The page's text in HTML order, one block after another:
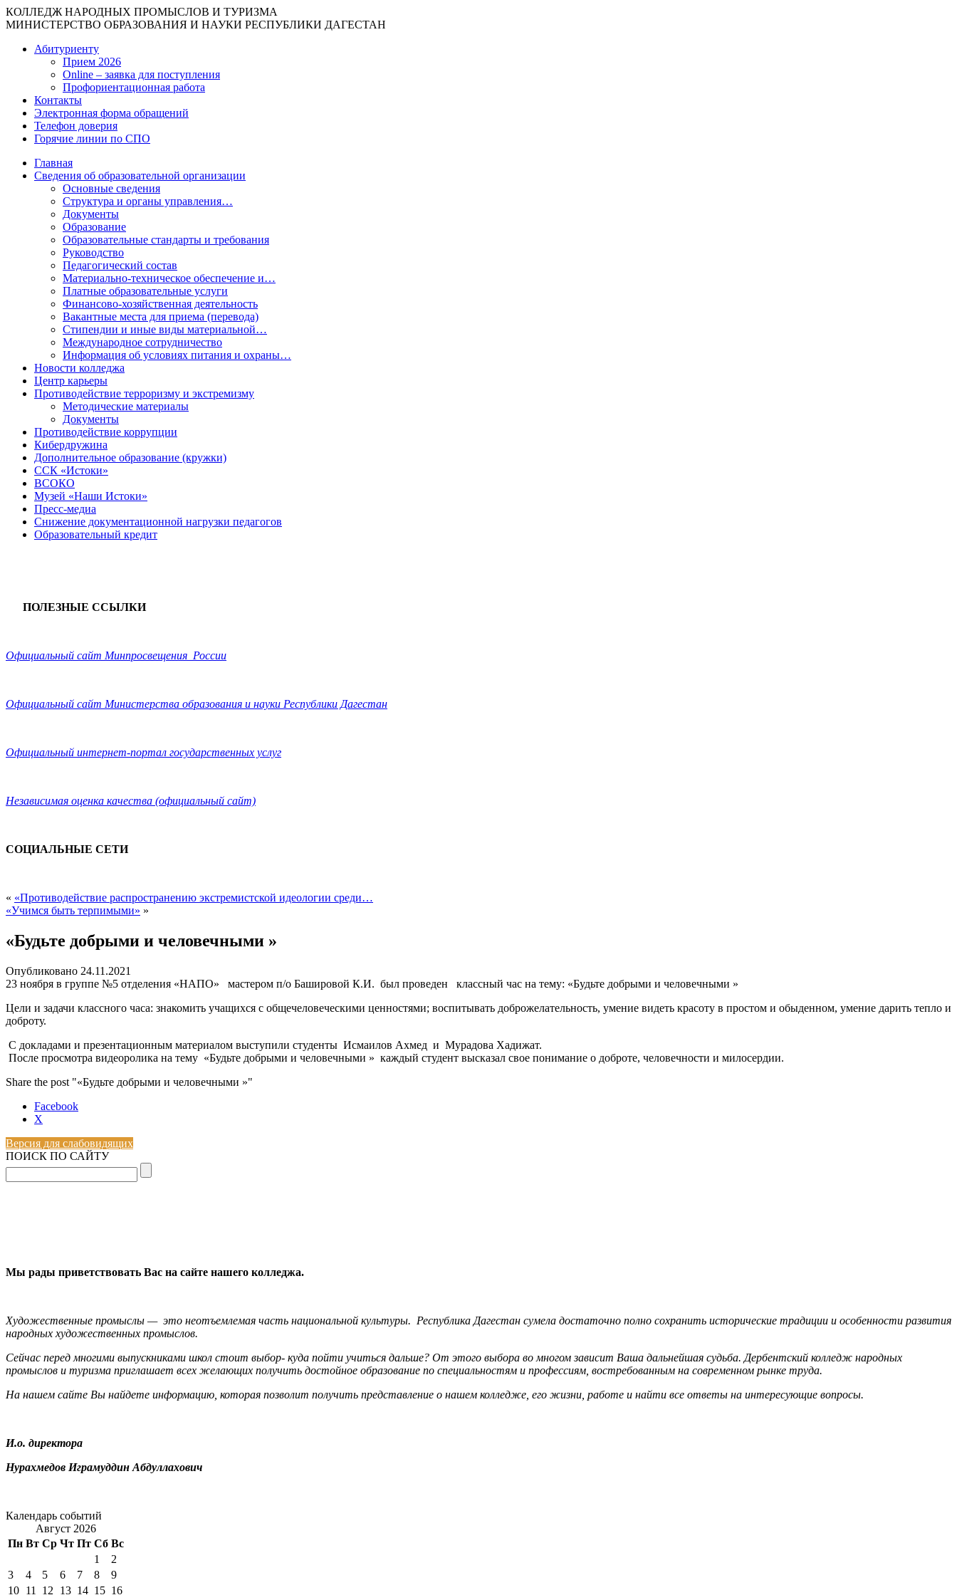
КОЛЛЕДЖ НАРОДНЫХ ПРОМЫСЛОВ И ТУРИЗМА
МИНИСТЕРСТВО ОБРАЗОВАНИЯ И НАУКИ РЕСПУБЛИКИ ДАГЕСТАН
Абитуриенту
Прием 2026
Online – заявка для поступления
Профориентационная работа
Контакты
Электронная форма обращений
Телефон доверия
Горячие линии по СПО
Главная
Сведения об образовательной организации
Основные сведения
Структура и органы управления…
Документы
Образование
Образовательные стандарты и требования
Руководство
Педагогический состав
Материально-техническое обеспечение и…
Платные образовательные услуги
Финансово-хозяйственная деятельность
Вакантные места для приема (перевода)
Стипендии и иные виды материальной…
Международное сотрудничество
Информация об условиях питания и охраны…
Новости колледжа
Центр карьеры
Противодействие терроризму и экстремизму
Методические материалы
Документы
Противодействие коррупции
Кибердружина
Дополнительное образование (кружки)
ССК «Истоки»
ВСОКО
Музей «Наши Истоки»
Пресс-медиа
Снижение документационной нагрузки педагогов
Образовательный кредит
ПОЛЕЗНЫЕ ССЫЛКИ
Официальный сайт Минпросвещения России
Официальный сайт Министерства образования и науки Республики Дагестан
Официальный интернет-портал государственных услуг
Независимая оценка качества (официальный сайт)
СОЦИАЛЬНЫЕ СЕТИ
« «Противодействие распространению экстремистской идеологии среди…
«Учимся быть терпимыми» »
«Будьте добрыми и человечными »
Опубликовано 24.11.2021
23 ноября в группе №5 отделения «НАПО» мастером п/о Башировой К.И. был проведен классный час на тему: «Будьте добрыми и человечными »
Цели и задачи классного часа: знакомить учащихся с общечеловеческими ценностями; воспитывать доброжелательность, умение видеть красоту в простом и обыденном, умение дарить тепло и
доброту.
С докладами и презентационным материалом выступили студенты Исмаилов Ахмед и Мурадова Хадижат.
После просмотра видеоролика на тему «Будьте добрыми и человечными » каждый студент высказал свое понимание о доброте, человечности и милосердии.
Share the post "«Будьте добрыми и человечными »"
Facebook
X
Версия для слабовидящих
ПОИСК ПО САЙТУ
Мы рады приветствовать Вас на сайте нашего колледжа.
Художественные промыслы — это неотъемлемая часть национальной культуры. Республика Дагестан сумела достаточно полно сохранить исторические традиции и особенности развития
народных художественных промыслов.
Сейчас перед многими выпускниками школ стоит выбор- куда пойти учиться дальше? От этого выбора во многом зависит Ваша дальнейшая судьба. Дербентский колледж народных
промыслов и туризма приглашает всех желающих получить достойное образование по специальностям и профессиям, востребованным на современном рынке труда.
На нашем сайте Вы найдете информацию, которая позволит получить представление о нашем колледже, его жизни, работе и найти все ответы на интересующие вопросы.
И.о. директора
Нурахмедов Играмуддин Абдуллахович
Календарь событий
Август 2026
Пн Вт Ср Чт Пт Сб Вс
1
2
3
4 5 6 7 8
9
10 11 12 13 14 15 16